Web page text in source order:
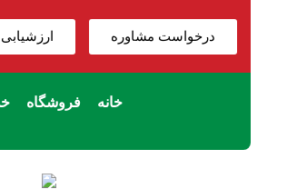
درخواست مشاوره
خانه فروشگاه